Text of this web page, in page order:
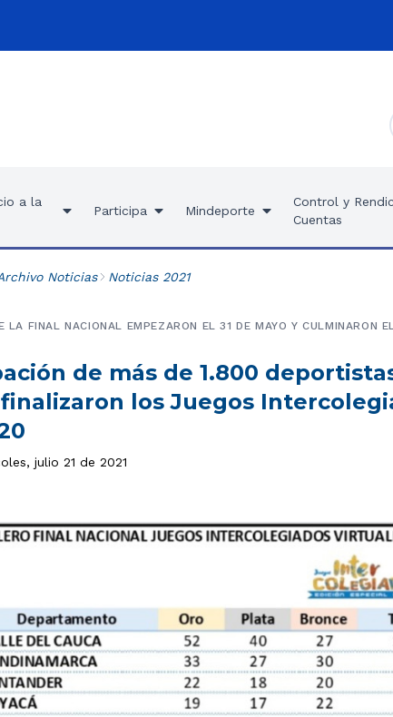
a la
Participa Mindeporte
Control y
Cuentas
Noticias Noticias 2021
de más de 1.800
los Juegos
LA FINAL NACIONAL EMPEZARON EL 31 DE MAYO Y CULMINARON
julio 21 de 2021